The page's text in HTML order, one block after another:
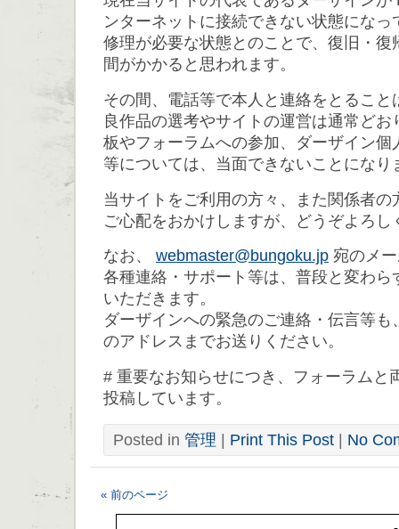
ンターネットに接続できない状態になっ
修理が必要な状態とのことで、復旧・復
間がかかると思われます。
その間、電話等で本人と連絡をとること
良作品の選考やサイトの運営は通常ど
板やフォーラムへの参加、ダーザイン個
等については、当面できないことになり
当サイトをご利用の方々、また関係者の
ご心配をおかけしますが、どうぞよろ
なお、 webmaster@bungoku.jp 宛のメ
各種連絡・サポート等は、普段と変わら
いただきます。
ダーザインへの緊急のご連絡・伝言等
のアドレスまでお送りください。
# 重要なお知らせにつき、フォーラムと
投稿しています。
Posted in 管理 Print This Post No
« 前のページ